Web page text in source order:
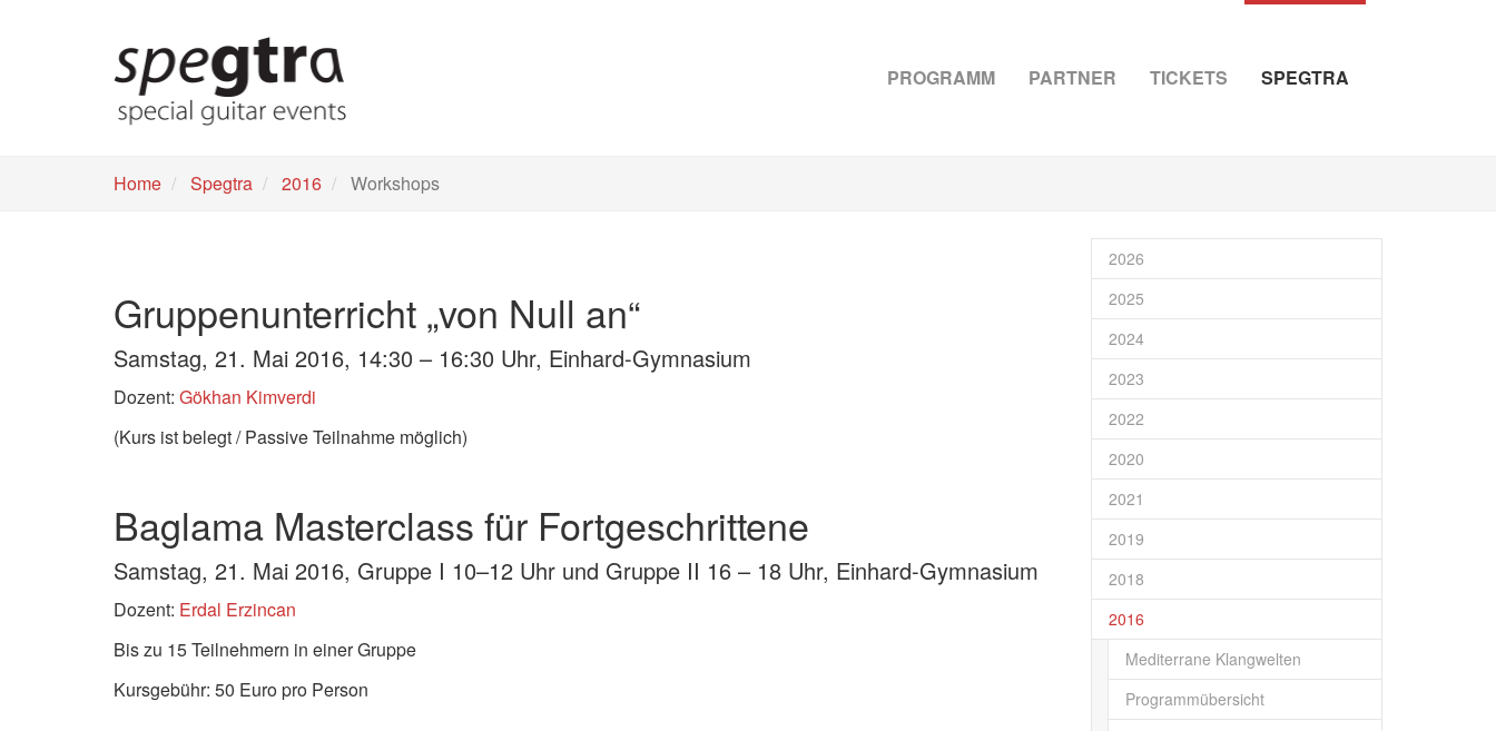
PROGRAMM PARTNER TICKETS SPEGTRA
Home Spegtra 2016 Workshops
Gruppenunterricht „von Null an“
Samstag, 21. Mai 2016, 14:30 – 16:30 Uhr, Einhard-Gymnasium
Dozent: Gökhan Kimverdi
(Kurs ist belegt / Passive Teilnahme möglich)
Baglama Masterclass für Fortgeschrittene
Samstag, 21. Mai 2016, Gruppe I 10–12 Uhr und Gruppe II 16 – 18 Uhr, Einhard-Gymnasium
Dozent: Erdal Erzincan
Bis zu 15 Teilnehmern in einer Gruppe
Kursgebühr: 50 Euro pro Person
2026
2025
2024
2023
2022
2020
2021
2019
2018
2016
Mediterrane Klangwelten
Programmübersicht